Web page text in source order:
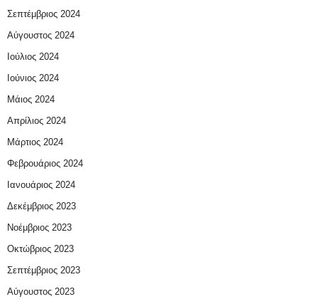
Σεπτέμβριος 2024
Αύγουστος 2024
Ιούλιος 2024
Ιούνιος 2024
Μάιος 2024
Απρίλιος 2024
Μάρτιος 2024
Φεβρουάριος 2024
Ιανουάριος 2024
Δεκέμβριος 2023
Νοέμβριος 2023
Οκτώβριος 2023
Σεπτέμβριος 2023
Αύγουστος 2023